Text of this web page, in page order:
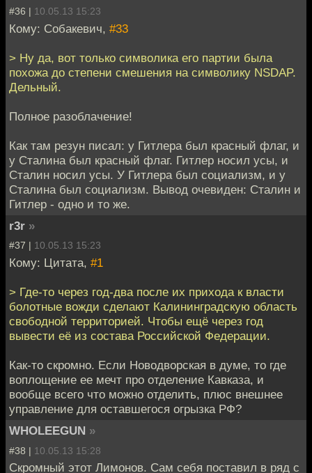
#36 | 10.05.13 15:23
Кому: Собакевич, #33
> Ну да, вот только символика его партии была
похожа до степени смешения на символику NSDAP.
Дельный.
Полное разоблачение!
Как там резун писал: у Гитлера был красный флаг, и
у Сталина был красный флаг. Гитлер носил усы, и
Сталин носил усы. У Гитлера был социализм, и у
Сталина был социализм. Вывод очевиден: Сталин и
Гитлер - одно и то же.
r3r »
#37 | 10.05.13 15:23
Кому: Цитата, #1
> Где-то через год-два после их прихода к власти
болотные вожди сделают Калининградскую область
свободной территорией. Чтобы ещё через год
вывести её из состава Российской Федерации.
Как-то скромно. Если Новодворская в думе, то где
воплощение ее мечт про отделение Кавказа, и
вообще всего что можно отделить, плюс внешнее
управление для оставшегося огрызка РФ?
WHOLEEGUN »
#38 | 10.05.13 15:28
Скромный этот Лимонов. Сам себя поставил в ряд с